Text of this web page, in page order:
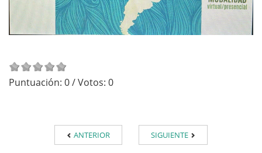
Puntuación: 0/ Votos: 0
ANTERIOR SIGUIENTE